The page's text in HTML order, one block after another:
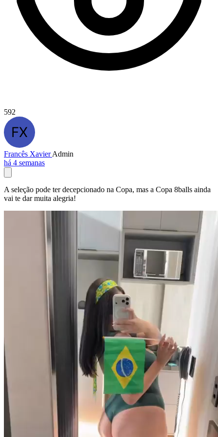
592
Francês XavierAdmin
há 4 semanas
A seleção pode ter decepcionado na Copa, mas a Copa 8balls ainda
vai te dar muita alegria!